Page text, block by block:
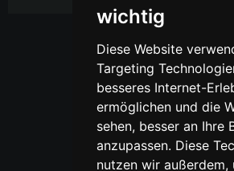
wichtig
Diese Website
Targeting
besseres Internet-
ermöglichen und die
sehen, besser an Ihre
anzupassen. Diese
nutzen wir außerdem,